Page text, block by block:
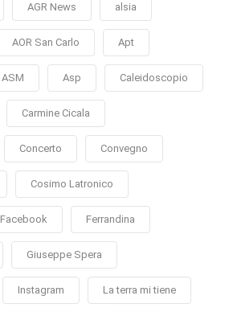
AGR News alsia
AOR San Carlo Apt
ASM Asp Caleidoscopio
Carmine Cicala
Concerto Convegno
Cosimo Latronico
Facebook Ferrandina
Giuseppe Spera
Instagram La terra mi tiene